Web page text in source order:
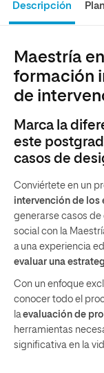
Descripción
Maestría
formación
de
Marca la
este
casos de
Conviértete en un
intervención de los
generarse casos
social con la
a una experiencia
evaluar una
Con un enfoque
conocer todo el
laevaluación de
herramientas
significativa en la